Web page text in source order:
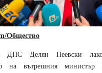
Общество
ДПС Делян Пеевски
на вътрешния министър